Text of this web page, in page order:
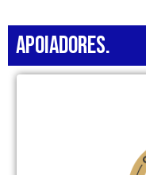
apoiadoreS.